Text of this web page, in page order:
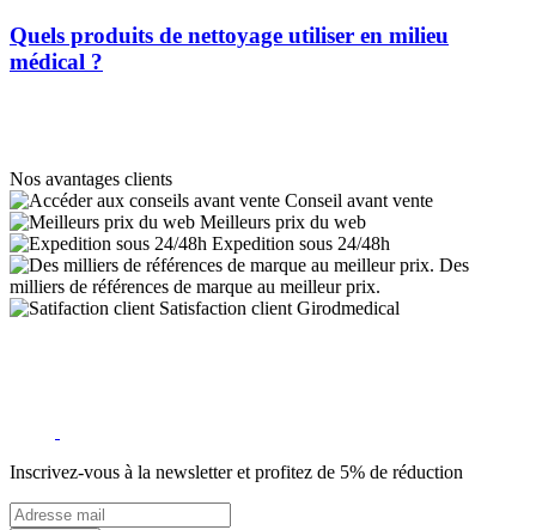
Quels produits de nettoyage utiliser en milieu
médical ?
Nos avantages clients
Conseil avant vente
Meilleurs prix du web
Expedition sous 24/48h
Des
milliers de références de marque au meilleur prix.
Satisfaction client Girodmedical
Inscrivez-vous à la newsletter et profitez de 5% de réduction